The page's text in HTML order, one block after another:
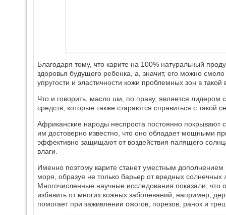
Благодаря тому, что карите на 100% натуральный
здоровья будущего ребенка, а, значит, его можно
упругости и эластичности кожи проблемных зон в
Что и говорить, масло ши, по праву, является лидером
средств, которые также стараются справиться с такой
Африканские народы неспроста постоянно покрывают
им достоверно известно, что оно обладает мощными
эффективно защищают от воздействия палящего
влаги.
Именно поэтому карите станет уместным
моря, образуя не только барьер от вредных
Многочисленные научные исследования показали, что
избавить от многих кожных заболеваний, например,
помогает при заживлении ожогов, порезов, ранок и